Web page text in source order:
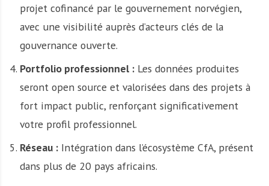
projet cofinancé par le gouvernement norvégien,
avec une visibilité auprès d’acteurs clés de la
gouvernance ouverte.
Portfolio professionnel :Les données produites
seront open source et valorisées dans des projets à
fort impact public, renforçant significativement
votre profil professionnel.
Réseau :Intégration dans l’écosystème CfA, présent
dans plus de 20 pays africains.